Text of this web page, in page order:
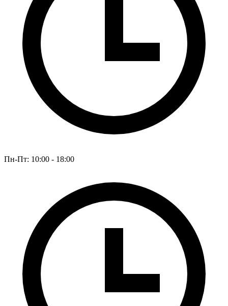
Пн-Пт: 10:00 - 18:00